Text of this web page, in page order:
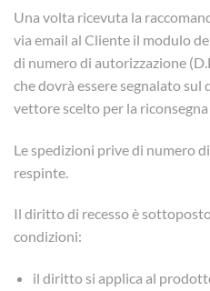
Una volta ricevuta la
via email al Cliente il modulo
di numero di autorizzazione
che dovrà essere segnalato
vettore scelto per la riconsegna
Le spedizioni prive di numero
respinte.
Il diritto di recesso è
condizioni:
il diritto si applica al